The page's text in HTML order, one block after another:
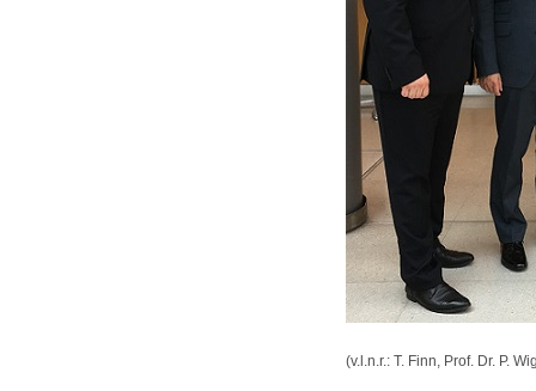
(v.l.n.r.: T. Finn, Prof. Dr. P.